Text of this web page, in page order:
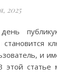
2025
становится
и